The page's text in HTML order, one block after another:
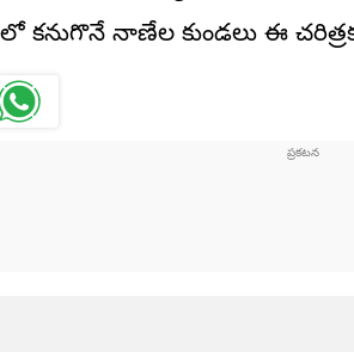
కనుగొనే నాణేల కుండలు ఈ